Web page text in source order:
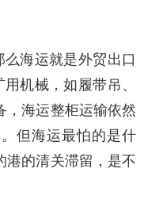
么海运就是外贸出口
机械，如履带吊、
，海运整柜运输依然
但海运最怕的是什
港的清关滞留，是不